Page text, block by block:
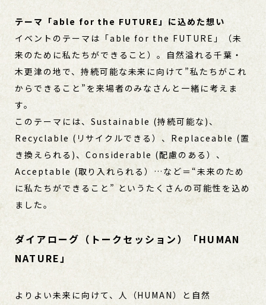
テーマ「able for the FUTURE」に込めた想い
イベントのテーマは「able for the FUTURE」（未
来のために私たちができること）。自然溢れる千葉・
木更津の地で、持続可能な未来に向けて”私たちがこれ
からできること”を来場者のみなさんと一緒に考えま
す。
このテーマには、Sustainable (持続可能な)、
Recyclable (リサイクルできる）、Replaceable (置
き換えられる)、Considerable (配慮のある）、
Acceptable (取り⼊れられる）…など＝“未来のため
に私たちができること” というたくさんの可能性を込め
ました。
ダイアローグ（トークセッション）「HUMAN
NATURE」
よりよい未来に向けて、人（HUMAN）と自然